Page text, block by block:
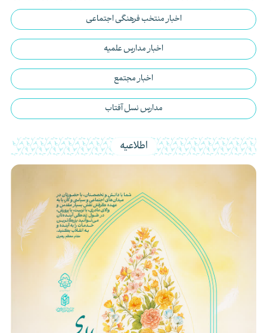
اخبار منتخب فرهنگی اجتماعی
اخبار مدارس علمیه
اخبار مجتمع
مدارس نسل آفتاب
اطلاعیه